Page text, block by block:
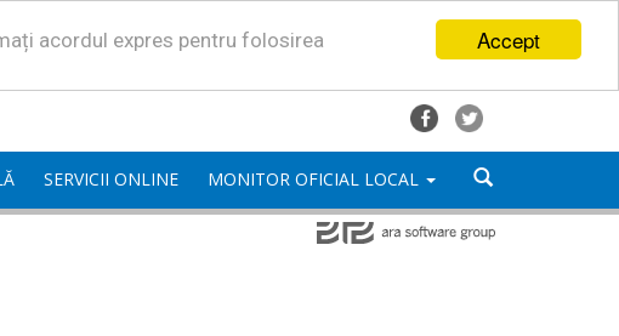
Accept
acordul expres pentru folosirea
SERVICII ONLINE MONITOR OFICIAL LOCAL